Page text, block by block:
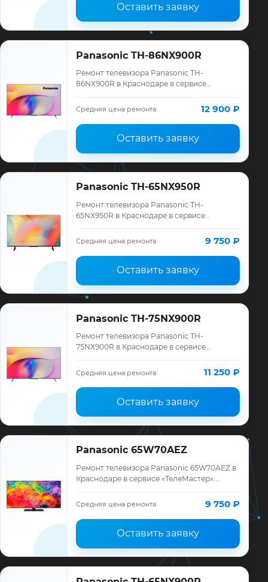
Оставить заявку
Panasonic TH-86NX900R
Ремонт телевизора Panasonic TH-
86NX900R в Краснодаре в сервисе
Panasonic, смета до ремонта, запчасти и
Средняя цена ремонта 12 900 ₽
Оставить заявку
Panasonic TH-65NX950R
Ремонт телевизора Panasonic TH-
65NX950R в Краснодаре в сервисе
Panasonic, смета до ремонта, запчасти и
гарантия до 12 мес…
Средняя цена ремонта 9 750 ₽
Оставить заявку
Panasonic TH-75NX900R
Ремонт телевизора Panasonic TH-
75NX900R в Краснодаре в сервисе
Panasonic, смета до ремонта, запчасти и
гарантия до 12 мес…
Средняя цена ремонта 11 250 ₽
Оставить заявку
Panasonic 65W70AEZ
Ремонт телевизора Panasonic 65W70AEZ в
Краснодаре в сервисе «ТелеМастер»:
ремонта, запчасти и гарантия до 12
месяце…
Средняя цена ремонта 9 750 ₽
Оставить заявку